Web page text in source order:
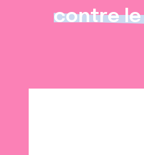
contre